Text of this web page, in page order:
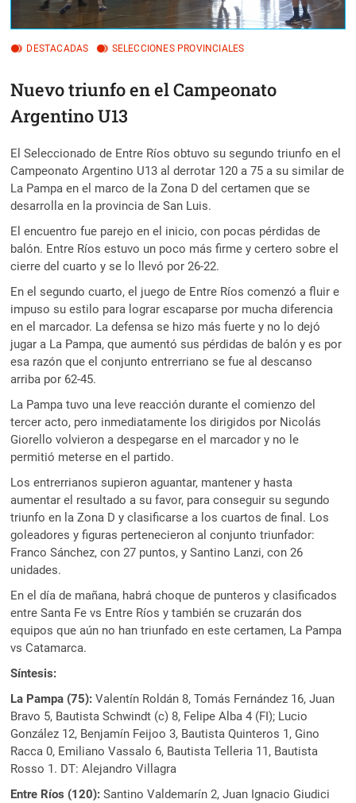
DESTACADAS SELECCIONES PROVINCIALES
Nuevo triunfo en el Campeonato
Argentino U13
El Seleccionado de Entre Ríos obtuvo su segundo triunfo en el
Campeonato Argentino U13 al derrotar 120 a 75 a su similar de
La Pampa en el marco de la Zona D del certamen que se
desarrolla en la provincia de San Luis.
El encuentro fue parejo en el inicio, con pocas pérdidas de
balón. Entre Ríos estuvo un poco más firme y certero sobre el
cierre del cuarto y se lo llevó por 26-22.
En el segundo cuarto, el juego de Entre Ríos comenzó a fluir e
impuso su estilo para lograr escaparse por mucha diferencia
en el marcador. La defensa se hizo más fuerte y no lo dejó
jugar a La Pampa, que aumentó sus pérdidas de balón y es por
esa razón que el conjunto entrerriano se fue al descanso
arriba por 62-45.
La Pampa tuvo una leve reacción durante el comienzo del
tercer acto, pero inmediatamente los dirigidos por Nicolás
Giorello volvieron a despegarse en el marcador y no le
permitió meterse en el partido.
Los entrerrianos supieron aguantar, mantener y hasta
aumentar el resultado a su favor, para conseguir su segundo
triunfo en la Zona D y clasificarse a los cuartos de final. Los
goleadores y figuras pertenecieron al conjunto triunfador:
Franco Sánchez, con 27 puntos, y Santino Lanzi, con 26
unidades.
En el día de mañana, habrá choque de punteros y clasificados
entre Santa Fe vs Entre Ríos y también se cruzarán dos
equipos que aún no han triunfado en este certamen, La Pampa
vs Catamarca.
Síntesis:
La Pampa (75): Valentín Roldán 8, Tomás Fernández 16, Juan
Bravo 5, Bautista Schwindt (c) 8, Felipe Alba 4 (FI); Lucio
González 12, Benjamín Feijoo 3, Bautista Quinteros 1, Gino
Racca 0, Emiliano Vassalo 6, Bautista Telleria 11, Bautista
Rosso 1. DT: Alejandro Villagra
Entre Ríos (120):Santino Valdemarín 2, Juan Ignacio Giudici